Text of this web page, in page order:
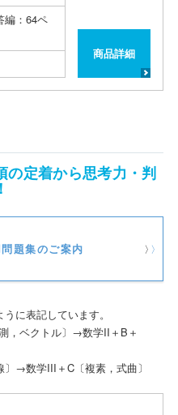
編：64ペ
商品詳細
の定着から思考力・判
題集のご案内
に表記しています。
，ベクトル〕→数学II＋B＋
→数学III＋C〔複素，式曲〕